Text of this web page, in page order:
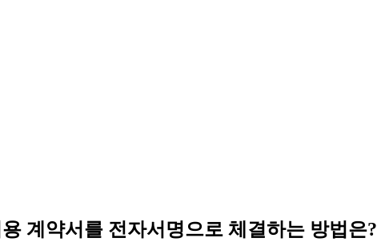
계약서를 전자서명으로 체결하는 방법은?